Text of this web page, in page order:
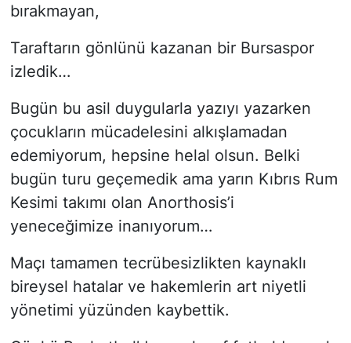
bırakmayan,
Taraftarın gönlünü kazanan bir Bursaspor
izledik…
Bugün bu asil duygularla yazıyı yazarken
çocukların mücadelesini alkışlamadan
edemiyorum, hepsine helal olsun. Belki
bugün turu geçemedik ama yarın Kıbrıs Rum
Kesimi takımı olan Anorthosis’i
yeneceğimize inanıyorum…
Maçı tamamen tecrübesizlikten kaynaklı
bireysel hatalar ve hakemlerin art niyetli
yönetimi yüzünden kaybettik.